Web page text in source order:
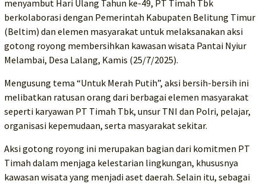
menyambut Hari Ulang Tahun ke-49, PT Timah Tbk
berkolaborasi dengan Pemerintah Kabupaten Belitung Timur
(Beltim) dan elemen masyarakat untuk melaksanakan aksi
gotong royong membersihkan kawasan wisata Pantai Nyiur
Melambai, Desa Lalang, Kamis (25/7/2025).
Mengusung tema “Untuk Merah Putih”, aksi bersih-bersih ini
melibatkan ratusan orang dari berbagai elemen masyarakat
seperti karyawan PT Timah Tbk, unsur TNI dan Polri, pelajar,
organisasi kepemudaan, serta masyarakat sekitar.
Aksi gotong royong ini merupakan bagian dari komitmen PT
Timah dalam menjaga kelestarian lingkungan, khususnya
kawasan wisata yang menjadi aset daerah. Selain itu, sebagai